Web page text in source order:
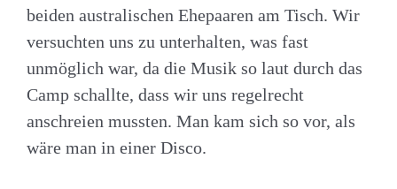
beiden australischen Ehepaaren am Tisch. Wir
versuchten uns zu unterhalten, was fast
unmöglich war, da die Musik so laut durch das
Camp schallte, dass wir uns regelrecht
anschreien mussten. Man kam sich so vor, als
wäre man in einer Disco.